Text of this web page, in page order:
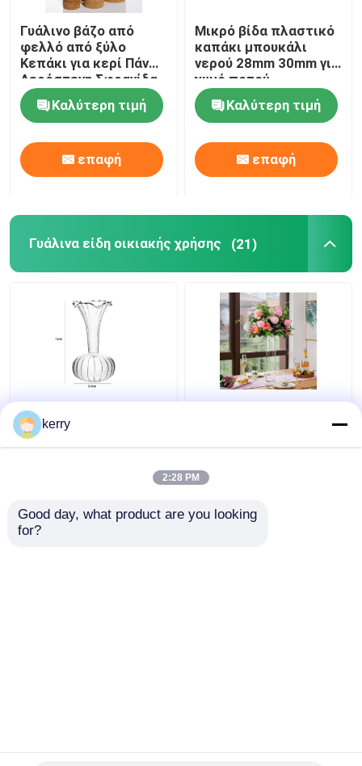
Γυάλινο βάζο από
φελλό από ξύλο
Κεπάκι για κερί Πάνω
Αερόστεγη Σφραγίδα
Καλύτερη τιμή
επαφή
Μικρό βίδα πλαστικό
καπάκι μπουκάλι
νερού 28mm 30mm για
χυμό ποτού
Καλύτερη τιμή
επαφή
Γυάλινα είδη οικιακής χρήσης (21)
Ευρωπαίο Art Deco
Design Διαφανές
Γυάλινο Βάζο
Υδροπονικό κύλινδρο
Διαυγές γυάλινο βάζο
kerry
2:28 PM
Good day, what product are you looking
for?